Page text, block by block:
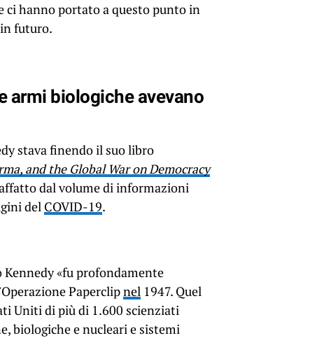
ci hanno portato a questo punto in
futuro.
armi biologiche avevano
stava finendo il suo libro
and the Global War on Democracy
dal volume di informazioni
del COVID-19.
Kennedy «fu profondamente
Paperclipnel 1947. Quel
Uniti di più di 1.600 scienziati
biologiche e nucleari e sistemi